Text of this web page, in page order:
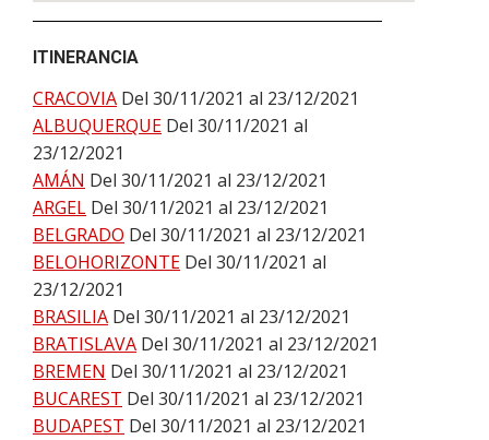
ITINERANCIA
CRACOVIA Del 30/11/2021 al 23/12/2021
ALBUQUERQUE Del 30/11/2021 al
23/12/2021
AMÁN Del 30/11/2021 al 23/12/2021
ARGEL Del 30/11/2021 al 23/12/2021
BELGRADO Del 30/11/2021 al 23/12/2021
BELOHORIZONTE Del 30/11/2021 al
23/12/2021
BRASILIA Del 30/11/2021 al 23/12/2021
BRATISLAVA Del 30/11/2021 al 23/12/2021
BREMEN Del 30/11/2021 al 23/12/2021
BUCAREST Del 30/11/2021 al 23/12/2021
BUDAPEST Del 30/11/2021 al 23/12/2021